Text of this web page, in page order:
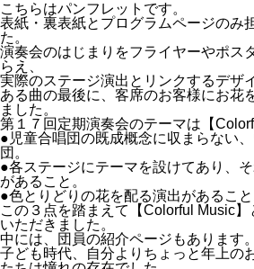
こちらはパンフレットです。
表紙・裏表紙とプログラムページのみ
た。
演奏会のはじまりをフライヤーやポス
らえ、
実際のステージ演出とリンクするデザ
ある曲の最後に、客席のお客様にお花
ました。
第１７回定期演奏会のテーマは【
●児童合唱団の既成概念に収まらない
団。
●各ステージにテーマを設けてあり、
があること。
●色とりどりの花を配る演出があること
この３点を踏まえて【Colorful Music
いただきました。
中には、団員の紹介ページもあります。
子ども時代、自分よりちょっと年上の